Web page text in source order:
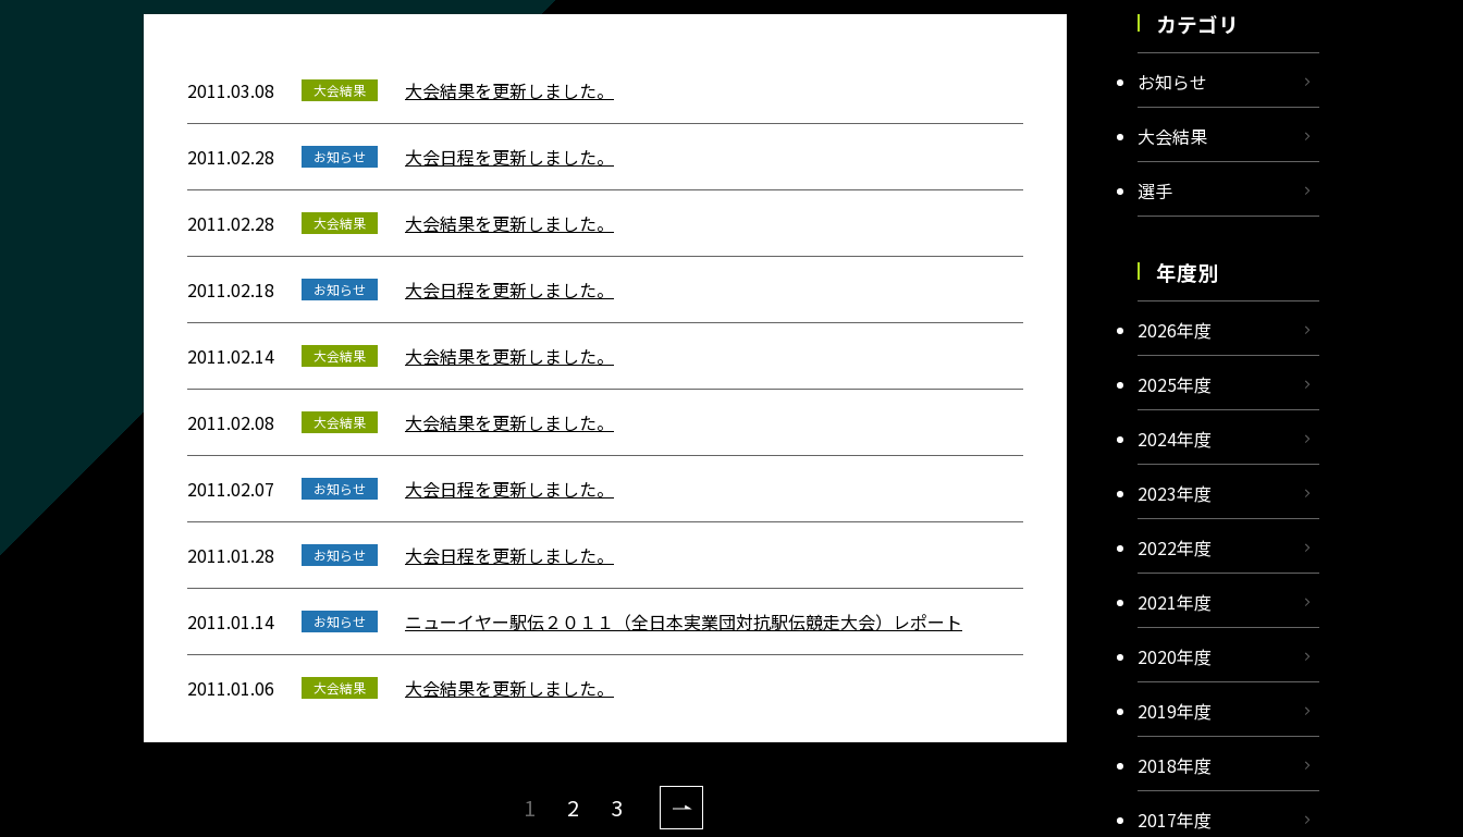
2011.03.08 大会結果 大会結果を更新しました。
2011.02.28 お知らせ 大会日程を更新しました。
2011.02.28 大会結果 大会結果を更新しました。
2011.02.18 お知らせ 大会日程を更新しました。
2011.02.14 大会結果 大会結果を更新しました。
2011.02.08 大会結果 大会結果を更新しました。
2011.02.07 お知らせ 大会日程を更新しました。
2011.01.28 お知らせ 大会日程を更新しました。
2011.01.14 お知らせ ニューイヤー駅伝２０１１（全日本実業団対抗駅伝競走大会）レポート
2011.01.06 大会結果 大会結果を更新しました。
1 2 3
カテゴリ
お知らせ
大会結果
選手
年度別
2026年度
2025年度
2024年度
2023年度
2022年度
2021年度
2020年度
2019年度
2018年度
2017年度